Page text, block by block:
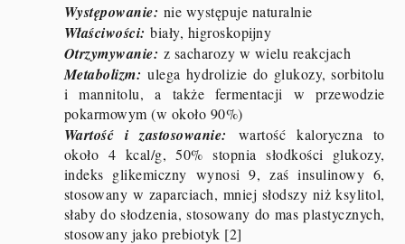
Występowanie: nie występuje naturalnie
Właściwości: biały, higroskopijny
Otrzymywanie: z sacharozy w wielu reakcjach
Metabolizm: ulega hydrolizie do glukozy, sorbitolu
i mannitolu, a także fermentacji w przewodzie
pokarmowym (w około 90%)
Wartość i zastosowanie: wartość kaloryczna to
około 4 kcal/g, 50% stopnia słodkości glukozy,
indeks glikemiczny wynosi 9, zaś insulinowy 6,
stosowany w zaparciach, mniej słodszy niż ksylitol,
słaby do słodzenia, stosowany do mas plastycznych,
stosowany jako prebiotyk [2]